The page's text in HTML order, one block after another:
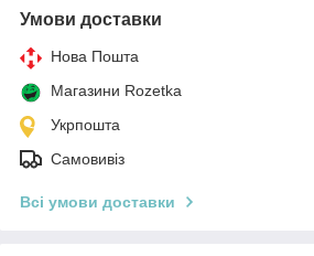
Умови доставки
Нова Пошта
Магазини Rozetka
Укрпошта
Самовивіз
Всі умови доставки